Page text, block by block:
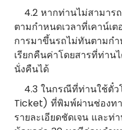
4.2 หากท่านไม่สามาร
ตามกำหนดเวลาที่เคาน์เ
การมาขึ้นรถไม่ทันตามก
เรียกคืนค่าโดยสารที่ท่าน
นั่งคืนได้
4.3 ในกรณีที่ท่านใช้ตั๋
Ticket) ที่พิมพ์ผ่านช่องท
รายละเอียดชัดเจน และ